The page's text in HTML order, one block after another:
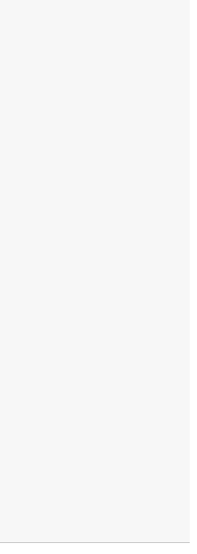
innen vagy ide:
online fizetési módok
hitelkártya, Paypal,
van, hogy a